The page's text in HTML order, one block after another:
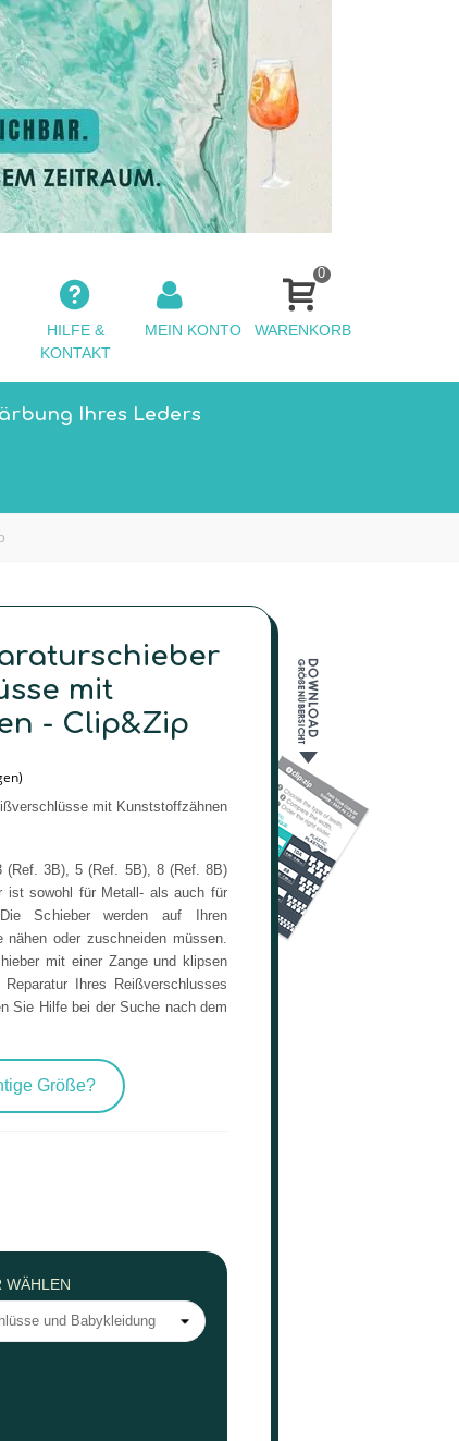
HILFE &
KONTAKT
MEIN KONTO
0
WARENKORB
Ihres Leders
mit
- Clip&Zip
(3482 Bewertungen)
mit Kunststoffzähnen
3B), 5 (Ref. 5B), 8 (Ref. 8B)
ist sowohl für Metall- als auch für
Die Schieber werden auf Ihren
oder zuschneiden müssen.
mit einer Zange und klipsen
Ihres Reißverschlusses
Sie Hilfe bei der Suche nach dem
Größe?
WÄHLEN